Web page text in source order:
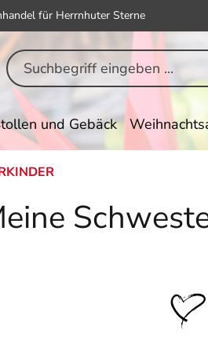
für Herrnhuter Sterne
und Gebäck